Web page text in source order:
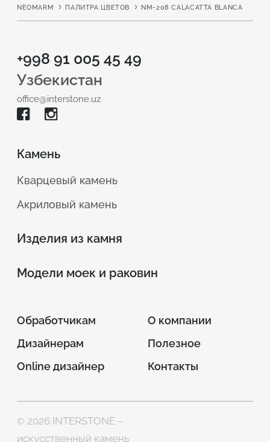
NEOMARM
ПАЛИТРА ЦВЕТОВ NM-208 CALACATTA BLANCA
+998 91 005 45 49
Узбекистан
office@interstone.uz
Камень
Кварцевый камень
Акриловый камень
Изделия из камня
Модели моек и раковин
Обработчикам
Дизайнерам
Online дизайнер
О компании
Полезное
Контакты
© 2026 INTERSTONE –
искусственный камень